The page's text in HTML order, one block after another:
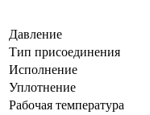
Давление
Тип присоединения
Исполнение
Уплотнение
Рабочая температура